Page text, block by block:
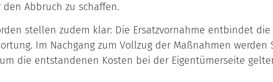
Abbruch zu schaffen.
stellen zudem klar: Die Ersatzvornahme entbindet
Im Nachgang zum Vollzug der Maßnahmen
die entstandenen Kosten bei der Eigentümerseite